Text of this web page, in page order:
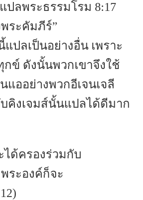
ลพระธรรมโรม 8:17
ระคัมภีร์”
ปลเป็นอย่างอื่น เพราะ
ข์ ดังนั้นพวกเขาจึงใช้
ออย่างพวกอีเจนเจลี
คิงเจมส์นั้นแปลได้ดีมาก
ได้ครองร่วมกับ
ระองค์ก็จะ